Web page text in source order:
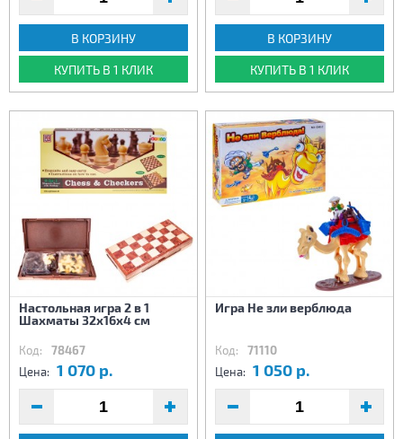
В КОРЗИНУ
КУПИТЬ В 1 КЛИК
В КОРЗИНУ
КУПИТЬ В 1 КЛИК
Настольная игра 2 в 1
Шахматы 32х16х4 см
Код: 78467
Цена: 1 070 р.
Игра Не зли верблюда
Код: 71110
Цена: 1 050 р.